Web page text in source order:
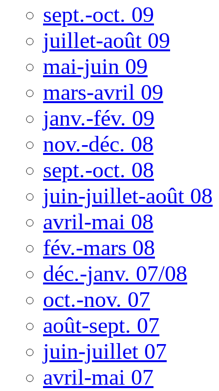
sept.-oct. 09
juillet-août 09
mai-juin 09
mars-avril 09
janv.-fév. 09
nov.-déc. 08
sept.-oct. 08
juin-juillet-août 08
avril-mai 08
fév.-mars 08
déc.-janv. 07/08
oct.-nov. 07
août-sept. 07
juin-juillet 07
avril-mai 07